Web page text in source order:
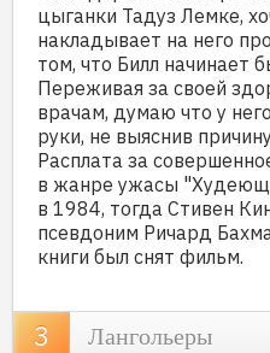
цыганки Тадуз Лемке,
накладывает на него
том, что Билл начинает
Переживая за своей
врачам, думаю что у
руки, не выяснив
Расплата за
в жанре ужасы
в 1984, тогда Стивен
псевдоним Ричард
книги был снят фильм.
Лангольеры